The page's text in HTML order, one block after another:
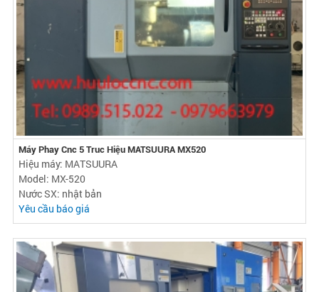
Máy Phay Cnc 5 Truc Hiệu MATSUURA MX520
Hiệu máy: MATSUURA
Model: MX-520
Nước SX: nhật bản
Yêu cầu báo giá